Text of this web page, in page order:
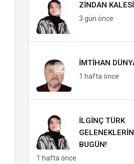
ZINDAN KALESI
3 gün önce
İMTIHAN
1 hafta önce
İLGINÇ TÜRK
BUGÜN!
1 hafta önce